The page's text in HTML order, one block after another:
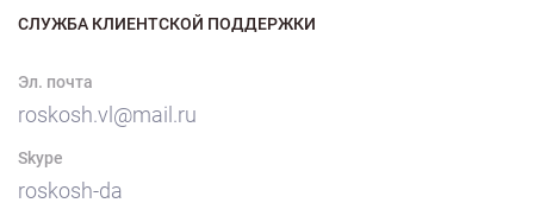
СЛУЖБА КЛИЕНТСКОЙ ПОДДЕРЖКИ
Эл. почта
roskosh.vl@mail.ru
Skype
roskosh-da